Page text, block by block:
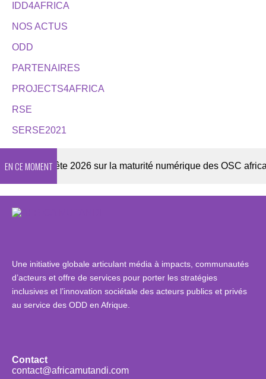
IDD4AFRICA
NOS ACTUS
ODD
PARTENAIRES
PROJECTS4AFRICA
RSE
SERSE2021
EN CE MOMENT
Enquête 2026 sur la maturité numérique des OSC africaines
Une initiative globale articulant média à impacts, communautés
d’acteurs et offre de services pour porter les stratégies
inclusives et l’innovation sociétale des acteurs publics et privés
au service des ODD en Afrique.
Contact
contact@africamutandi.com